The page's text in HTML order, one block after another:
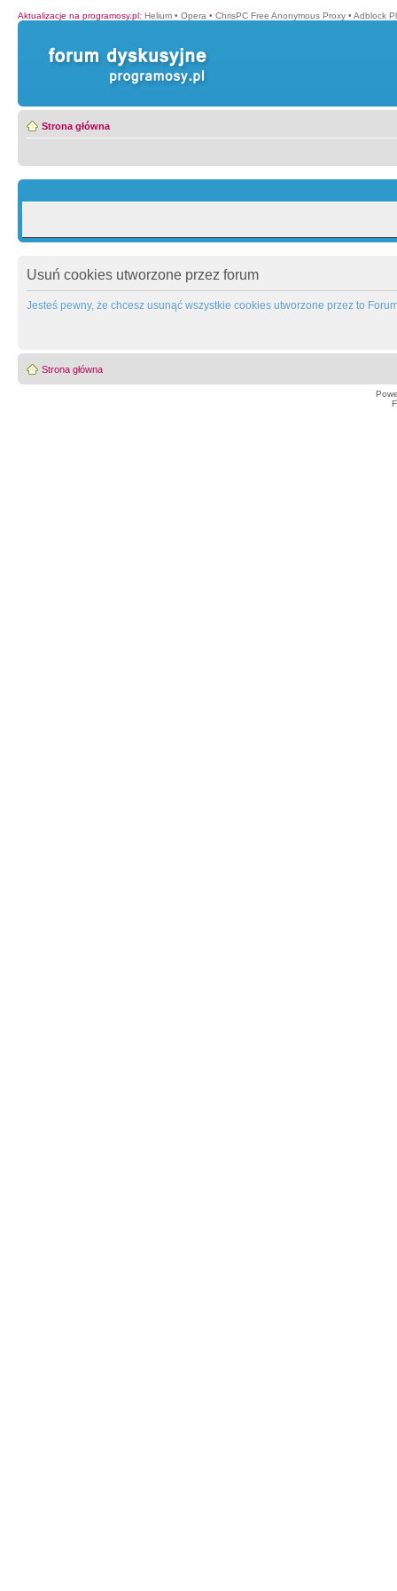
Aktualizacje na programosy.pl: Helium • Opera • ChrisPC Free Anonymous Proxy • Adblock
Strona główna
Usuń cookies utworzone przez forum
Jesteś pewny, że chcesz usunąć wszystkie cookies utworzone przez to
Strona główna